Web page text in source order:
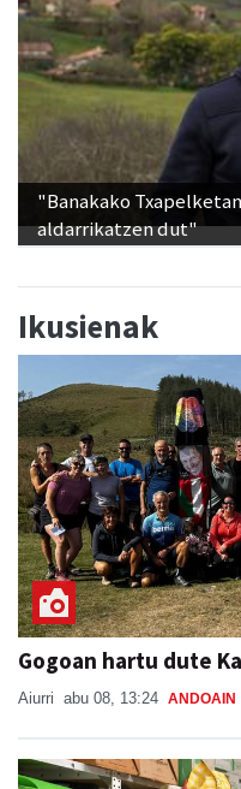
"Banakako
aldarrikatzen dut"
Ikusienak
Gogoan hartu dute
Aiurri abu 08, 13:24 ANDOAIN